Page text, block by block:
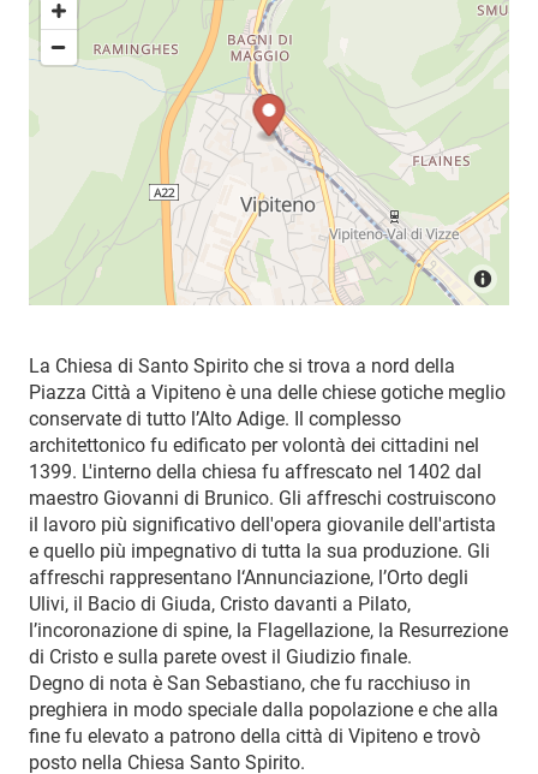
La Chiesa di Santo Spirito che si trova a nord della
Piazza Città a Vipiteno è una delle chiese gotiche meglio
conservate di tutto l’Alto Adige. Il complesso
architettonico fu edificato per volontà dei cittadini nel
1399. L'interno della chiesa fu affrescato nel 1402 dal
maestro Giovanni di Brunico. Gli affreschi costruiscono
il lavoro più significativo dell'opera giovanile dell'artista
e quello più impegnativo di tutta la sua produzione. Gli
affreschi rappresentano l‘Annunciazione, l’Orto degli
Ulivi, il Bacio di Giuda, Cristo davanti a Pilato,
l’incoronazione di spine, la Flagellazione, la Resurrezione
di Cristo e sulla parete ovest il Giudizio finale.
Degno di nota è San Sebastiano, che fu racchiuso in
preghiera in modo speciale dalla popolazione e che alla
fine fu elevato a patrono della città di Vipiteno e trovò
posto nella Chiesa Santo Spirito.